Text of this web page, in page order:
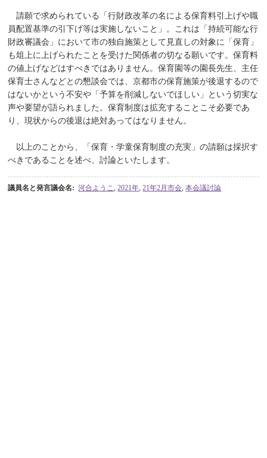
請願で求められている「行財政改革の名による保育料引上げや職
員配置基準の引下げ等は実施しないこと」。これは「持続可能な行
財政審議会」において市の独自施策として見直しの対象に「保育」
も俎上に上げられたことを受けた関係者の切なる願いです。保育料
の値上げなどはすべきではありません。保育園等の園長先生、主任
保育士さんなどとの懇談会では、京都市の保育施策が後退するので
はないかという不安や「予算を削減しないでほしい」という切実な
声や要望が語られました。保育制度は拡充することこそ必要であ
り、現状からの後退は絶対あってはなりません。
以上のことから、「保育・学童保育制度の充実」の請願は採択す
べきであることを述べ、討論といたします。
議員名と発言議会名: 河合ようこ 2021年 21年2月市会 本会議討論